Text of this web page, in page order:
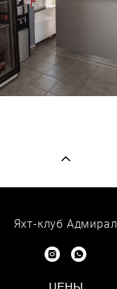
Яхт-клуб Адмирал